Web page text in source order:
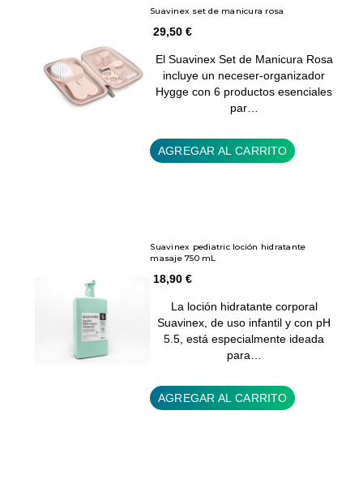
Suavinex set de manicura rosa
29,50 €
El Suavinex Set de Manicura Rosa
incluye un neceser-organizador
Hygge con 6 productos esenciales
par…
AGREGAR AL CARRITO
Suavinex pediatric loción hidratante
masaje 750 mL
18,90 €
La loción hidratante corporal
Suavinex, de uso infantil y con pH
5.5, está especialmente ideada
para…
AGREGAR AL CARRITO